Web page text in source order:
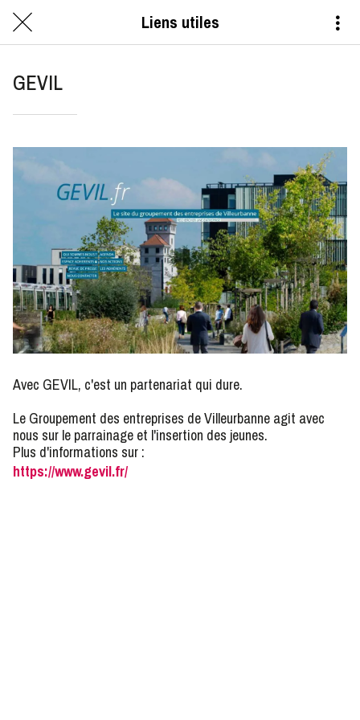
Liens utiles
GEVIL
Avec GEVIL, c'est un partenariat qui dure.
Le Groupement des entreprises de Villeurbanne agit avec
nous sur le parrainage et l'insertion des jeunes.
Plus d'informations sur :
https://www.gevil.fr/